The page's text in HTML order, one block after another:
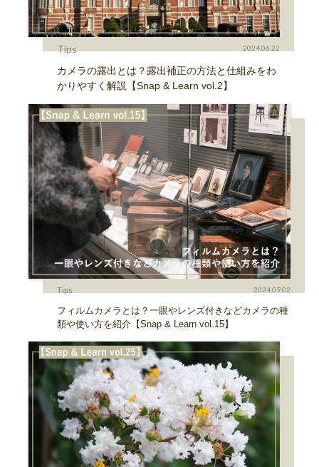
Tips 2024.06.22
カメラの露出とは？露出補正の方法と仕組みをわ
かりやすく解説【Snap & Learn vol.2】
Tips 2024.09.02
フィルムカメラとは？一眼やレンズ付きなどカメラの種
類や使い方を紹介【Snap & Learn vol.15】